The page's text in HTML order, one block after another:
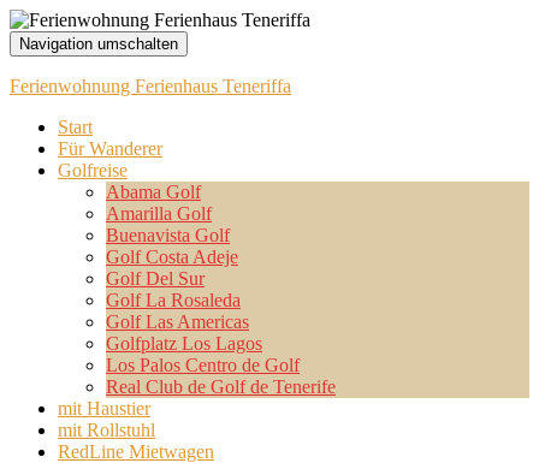
Navigation umschalten
Ferienwohnung Ferienhaus Teneriffa
Start
Für Wanderer
Golfreise
Abama Golf
Amarilla Golf
Buenavista Golf
Golf Costa Adeje
Golf Del Sur
Golf La Rosaleda
Golf Las Americas
Golfplatz Los Lagos
Los Palos Centro de Golf
Real Club de Golf de Tenerife
mit Haustier
mit Rollstuhl
RedLine Mietwagen